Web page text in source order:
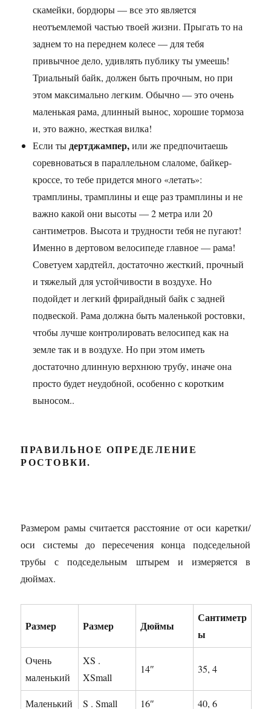
скамейки, бордюры — все это является
неотъемлемой частью твоей жизни. Прыгать то на
заднем то на переднем колесе — для тебя
привычное дело, удивлять публику ты умеешь!
Триальный байк, должен быть прочным, но при
этом максимально легким. Обычно — это очень
маленькая рама, длинный вынос, хорошие тормоза
и, это важно, жесткая вилка!
Если ты дертджампер,или же предпочитаешь
соревноваться в параллельном слаломе, байкер-
кроссе, то тебе придется много «летать»:
трамплины, трамплины и еще раз трамплины и не
важно какой они высоты — 2 метра или 20
сантиметров. Высота и трудности тебя не пугают!
Именно в дертовом велосипеде главное — рама!
Советуем хардтейл, достаточно жесткий, прочный
и тяжелый для устойчивости в воздухе. Но
подойдет и легкий фрирайдный байк с задней
подвеской. Рама должна быть маленькой ростовки,
чтобы лучше контролировать велосипед как на
земле так и в воздухе. Но при этом иметь
достаточно длинную верхнюю трубу, иначе она
просто будет неудобной, особенно с коротким
выносом..
ПРАВИЛЬНОЕ ОПРЕДЕЛЕНИЕ
РОСТОВКИ.
Размером рамы считается расстояние от оси каретки/
оси системы до пересечения конца подседельной
трубы с подседельным штырем и измеряется в
дюймах.
Размер Размер Дюймы
Сантиметр
ы
Очень
маленький
XS .
XSmall
14″ 35, 4
Маленький S . Small 16″ 40, 6